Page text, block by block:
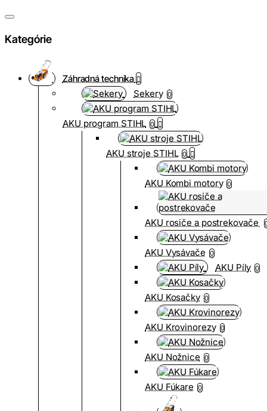
Kategórie
Záhradná technika
Sekery 0
AKU program STIHL 0
AKU stroje STIHL 0
AKU Kombi motory 0
AKU rosiče a postrekovače
AKU Vysávače 0
AKU Píly 0
AKU Kosačky 0
AKU Krovinorezy 0
AKU Nožnice 0
AKU Fúkare 0